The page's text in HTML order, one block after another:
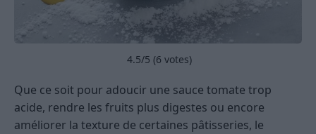
4.5/5 (6 votes)
Que ce soit pour adoucir une sauce tomate trop
acide, rendre les fruits plus digestes ou encore
améliorer la texture de certaines pâtisseries, le